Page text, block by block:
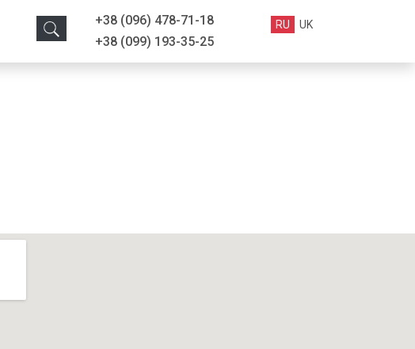
+38 (096) 478-71-18
+38 (099) 193-35-25
RU UK